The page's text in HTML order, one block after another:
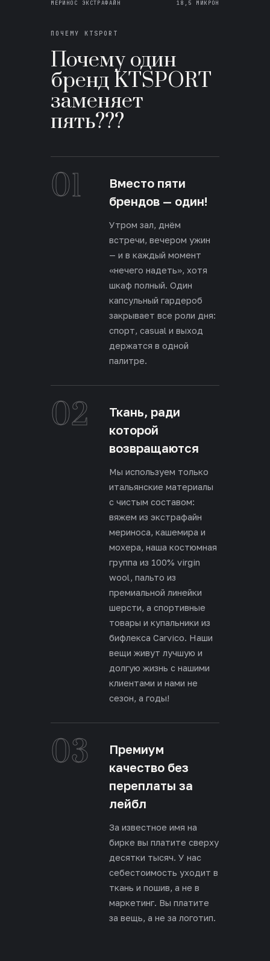
МЕРИНОС ЭКСТРАФАЙН 18,5 МИКРОН
ПОЧЕМУ KTSPORT
Почему один
бренд KTSPORT
заменяет
пять???
01
Вместо пяти
брендов — один!
Утром зал, днём
встречи, вечером ужин
— и в каждый момент
«нечего надеть», хотя
шкаф полный. Один
капсульный гардероб
закрывает все роли дня:
спорт, casual и выход
держатся в одной
палитре.
02
Ткань, ради
которой
возвращаются
Мы используем только
итальянские материалы
с чистым составом:
вяжем из экстрафайн
мериноса, кашемира и
мохера, наша костюмная
группа из 100% virgin
wool, пальто из
премиальной линейки
шерсти, а спортивные
товары и купальники из
бифлекса Carvico. Наши
вещи живут лучшую и
долгую жизнь с нашими
клиентами и нами не
сезон, а годы!
03
Премиум
качество без
переплаты за
лейбл
За известное имя на
бирке вы платите сверху
десятки тысяч. У нас
себестоимость уходит в
ткань и пошив, а не в
маркетинг. Вы платите
за вещь, а не за логотип.